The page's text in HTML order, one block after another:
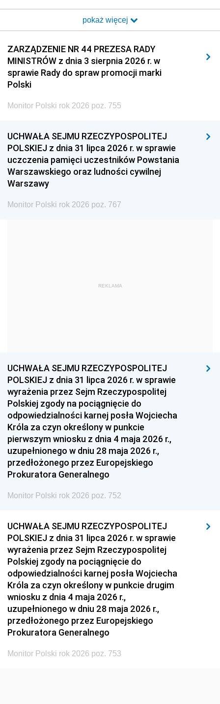
2017 2016 2015
2014 2013 2012
2011 2010 2009
2008 2007 2006
2005
1996 1995 1994
1993 1992 1991
1990 1989 1988
1987
1984 1983
1957 1956 1955
1954 1953 1952
1951 1950
1948 1947 1946
1939 1938 1937
1936 1930
pokaż więcej
ZARZĄDZENIE NR 44 PREZESA RADY
MINISTRÓW z dnia 3 sierpnia 2026 r. w
sprawie Rady do spraw promocji marki
Polski
Monitor Polski rok 2026 poz. 755
UCHWAŁA SEJMU RZECZYPOSPOLITEJ
POLSKIEJ z dnia 31 lipca 2026 r. w sprawie
uczczenia pamięci uczestników Powstania
Warszawskiego oraz ludności cywilnej
Warszawy
Monitor Polski rok 2026 poz. 767
REKLAMA
UCHWAŁA SEJMU RZECZYPOSPOLITEJ
POLSKIEJ z dnia 31 lipca 2026 r. w sprawie
wyrażenia przez Sejm Rzeczypospolitej
Polskiej zgody na pociągnięcie do
odpowiedzialności karnej posła Wojciecha
Króla za czyn określony w punkcie
pierwszym wniosku z dnia 4 maja 2026 r.,
uzupełnionego w dniu 28 maja 2026 r.,
przedłożonego przez Europejskiego
Prokuratora Generalnego
Monitor Polski rok 2026 poz. 752
UCHWAŁA SEJMU RZECZYPOSPOLITEJ
POLSKIEJ z dnia 31 lipca 2026 r. w sprawie
wyrażenia przez Sejm Rzeczypospolitej
Polskiej zgody na pociągnięcie do
odpowiedzialności karnej posła Wojciecha
Króla za czyn określony w punkcie drugim
wniosku z dnia 4 maja 2026 r.,
uzupełnionego w dniu 28 maja 2026 r.,
przedłożonego przez Europejskiego
Prokuratora Generalnego
Monitor Polski rok 2026 poz. 753